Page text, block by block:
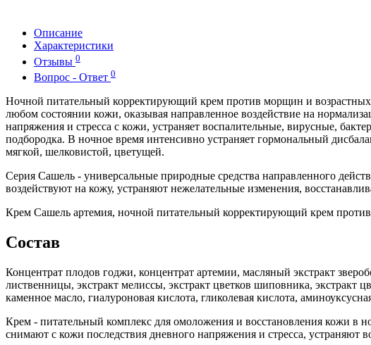
Описание
Характеристики
Отзывы 0
Вопрос - Ответ 0
Ночной питательный корректирующий крем против морщин и
любом состоянии кожи, оказывая направленное воздействие на
напряжения и стресса с кожи, устраняет воспалительные, вирусные,
подбородка. В ночное время интенсивно устраняет гормональный
мягкой, шелковистой, цветущей.
Серия Сашель - универсальные природные средства направленного
воздействуют на кожу, устраняют нежелательные изменения,
Крем Сашель артемия, ночной питательный корректирующий крем
Состав
Концентрат плодов годжи, концентрат артемии, масляный экстракт
лиственницы, экстракт мелиссы, экстракт цветков шиповника, экстракт
каменное масло, гиалуроновая кислота, гликолевая кислота,
Крем - питательный комплекс для омоложения и восстановления кожи в
снимают с кожи последствия дневного напряжения и стресса, устраняют